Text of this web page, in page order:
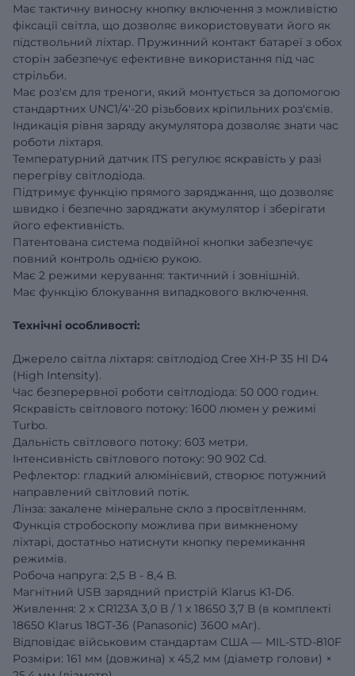
Має тактичну виносну кнопку включення з можливістю
фіксації світла, що дозволяє використовувати його як
підствольний ліхтар. Пружинний контакт батареї з обох
сторін забезпечує ефективне використання під час
стрільби.
Має роз'єм для треноги, який монтується за допомогою
стандартних UNC1/4'-20 різьбових кріпильних роз'ємів.
Індикація рівня заряду акумулятора дозволяє знати час
роботи ліхтаря.
Температурний датчик ITS регулює яскравість у разі
перегріву світлодіода.
Підтримує функцію прямого заряджання, що дозволяє
швидко і безпечно заряджати акумулятор і зберігати
його ефективність.
Патентована система подвійної кнопки забезпечує
повний контроль однією рукою.
Має 2 режими керування: тактичний і зовнішній.
Має функцію блокування випадкового включення.
Технічні особливості:
Джерело світла ліхтаря: світлодіод Cree XH-P 35 HI D4
(High Intensity).
Час безперервної роботи світлодіода: 50 000 годин.
Яскравість світлового потоку: 1600 люмен у режимі
Turbo.
Дальність світлового потоку: 603 метри.
Інтенсивність світлового потоку: 90 902 Cd.
Рефлектор: гладкий алюмінієвий, створює потужний
направлений світловий потік.
Лінза: закалене мінеральне скло з просвітленням.
Функція стробоскопу можлива при вимкненому
ліхтарі, достатньо натиснути кнопку перемикання
режимів.
Робоча напруга: 2,5 В - 8,4 В.
Магнітний USB зарядний пристрій Klarus K1-D6.
Живлення: 2 x CR123A 3,0 В / 1 x 18650 3,7 В (в комплекті
18650 Klarus 18GT-36 (Panasonic) 3600 мАг).
Відповідає військовим стандартам США — MIL-STD-810F
Розміри: 161 мм (довжина) х 45,2 мм (діаметр голови) ×